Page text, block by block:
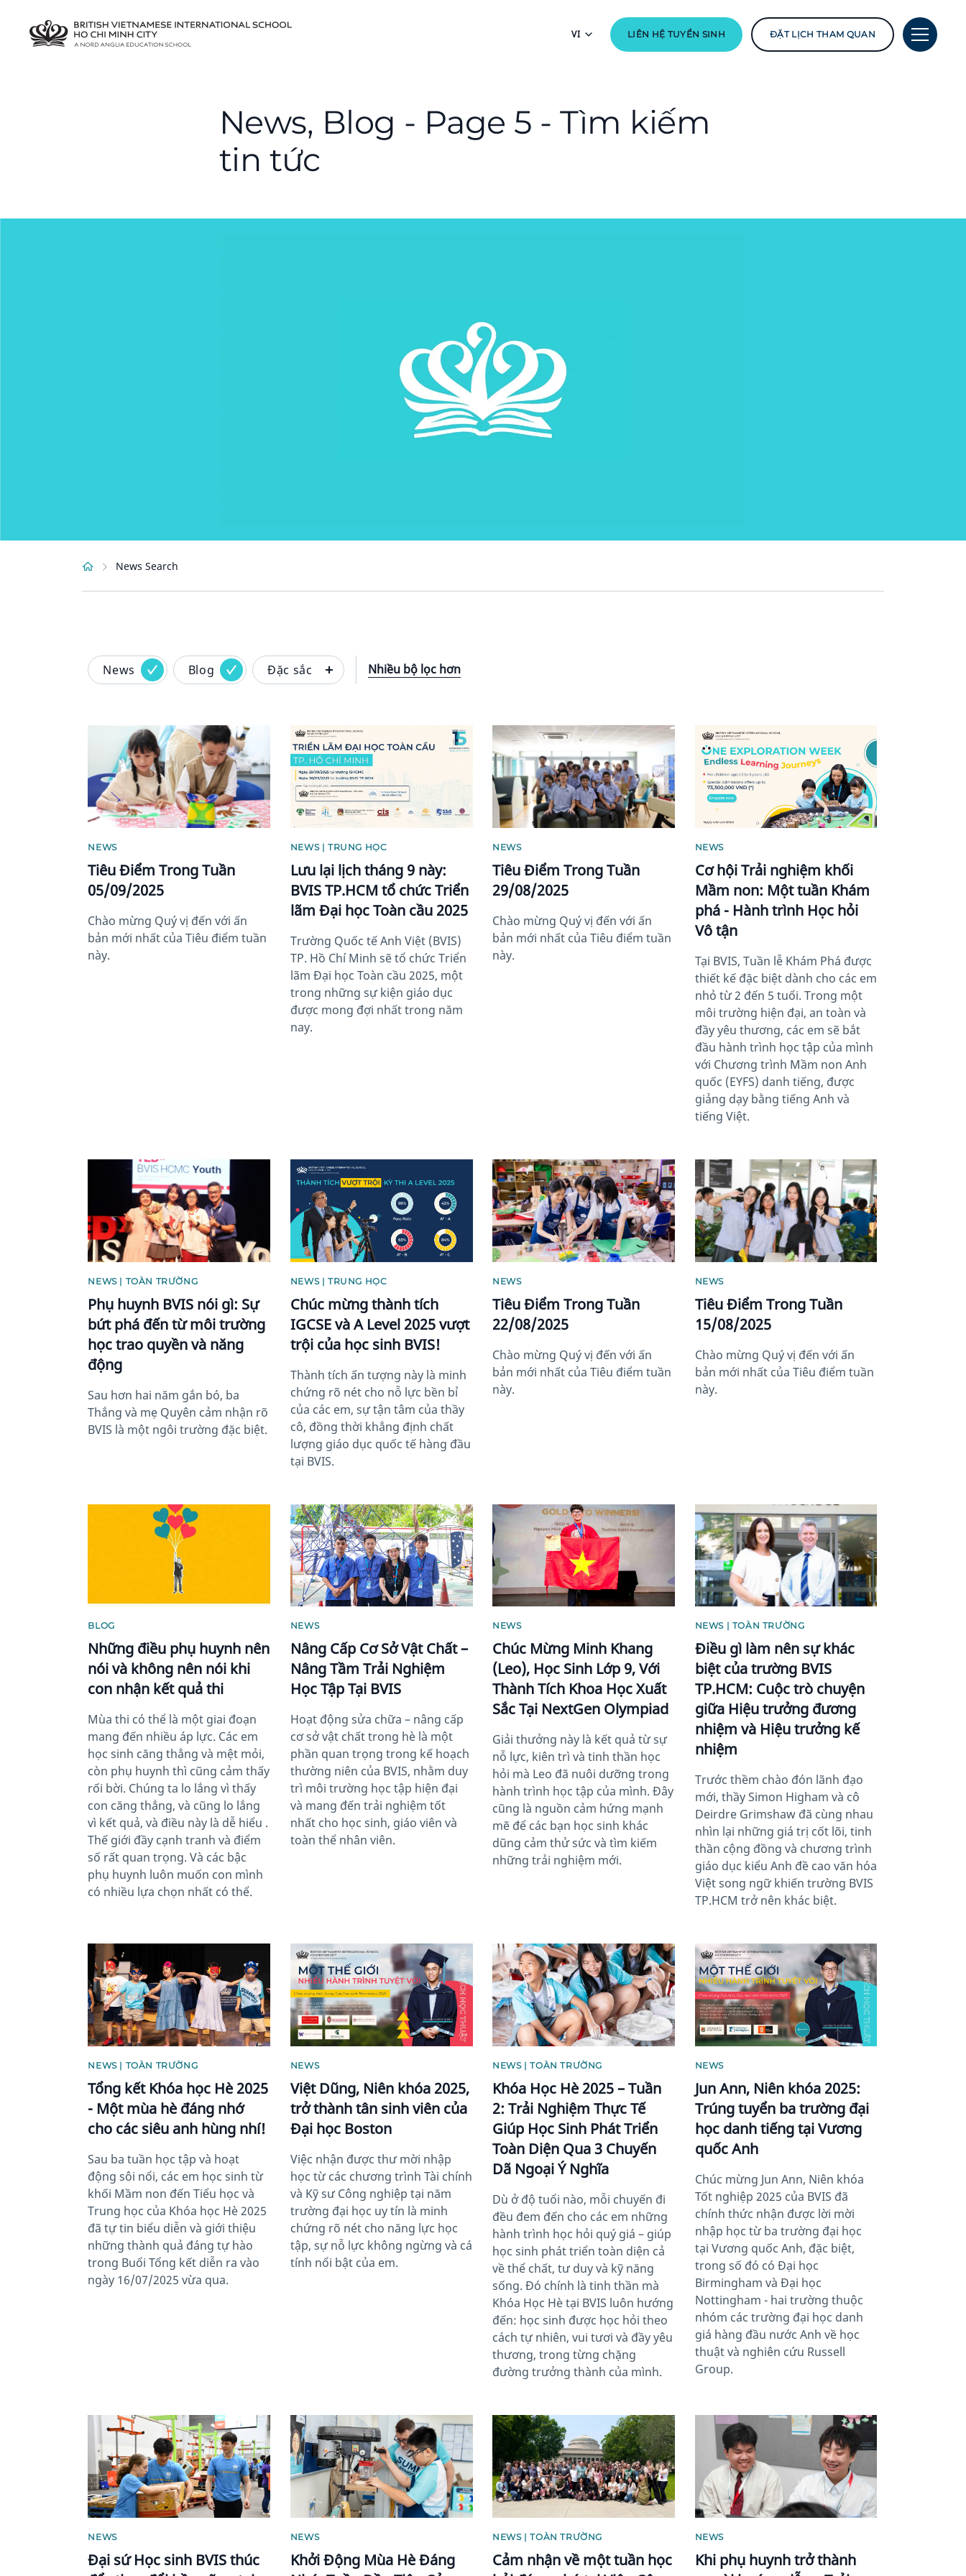
VI LIÊN HỆ TUYỂN SINH ĐẶT LỊCH THAM QUAN
News, Blog - Page 5 - Tìm kiếm
tin tức
News Search
News Blog Đặc sắc Nhiều bộ lọc hơn
News image
NEWS
Tiêu Điểm Trong Tuần
05/09/2025
Chào mừng Quý vị đến với ấn
bản mới nhất của Tiêu điểm tuần
này.
News image
NEWS | TRUNG HỌC
Lưu lại lịch tháng 9 này:
BVIS TP.HCM tổ chức Triển
lãm Đại học Toàn cầu 2025
Trường Quốc tế Anh Việt (BVIS)
TP. Hồ Chí Minh sẽ tổ chức Triển
lãm Đại học Toàn cầu 2025, một
trong những sự kiện giáo dục
được mong đợi nhất trong năm
nay.
News image
NEWS
Tiêu Điểm Trong Tuần
29/08/2025
Chào mừng Quý vị đến với ấn
bản mới nhất của Tiêu điểm tuần
này.
News image
NEWS
Cơ hội Trải nghiệm khối
Mầm non: Một tuần Khám
phá - Hành trình Học hỏi
Vô tận
Tại BVIS, Tuần lễ Khám Phá được
thiết kế đặc biệt dành cho các em
nhỏ từ 2 đến 5 tuổi. Trong một
môi trường hiện đại, an toàn và
đầy yêu thương, các em sẽ bắt
đầu hành trình học tập của mình
với Chương trình Mầm non Anh
quốc (EYFS) danh tiếng, được
giảng dạy bằng tiếng Anh và
tiếng Việt.
News image
NEWS | TOÀN TRƯỜNG
Phụ huynh BVIS nói gì: Sự
bứt phá đến từ môi trường
học trao quyền và năng
động
Sau hơn hai năm gắn bó, ba
Thắng và mẹ Quyên cảm nhận rõ
BVIS là một ngôi trường đặc biệt.
News image
NEWS | TRUNG HỌC
Chúc mừng thành tích
IGCSE và A Level 2025 vượt
trội của học sinh BVIS!
Thành tích ấn tượng này là minh
chứng rõ nét cho nỗ lực bền bỉ
của các em, sự tận tâm của thầy
cô, đồng thời khẳng định chất
lượng giáo dục quốc tế hàng đầu
tại BVIS.
News image
NEWS
Tiêu Điểm Trong Tuần
22/08/2025
Chào mừng Quý vị đến với ấn
bản mới nhất của Tiêu điểm tuần
này.
News image
NEWS
Tiêu Điểm Trong Tuần
15/08/2025
Chào mừng Quý vị đến với ấn
bản mới nhất của Tiêu điểm tuần
này.
BLOG
Những điều phụ huynh nên
nói và không nên nói khi
con nhận kết quả thi
Mùa thi có thể là một giai đoạn
mang đến nhiều áp lực. Các em
học sinh căng thẳng và mệt mỏi,
còn phụ huynh thì cũng cảm thấy
rối bời. Chúng ta lo lắng vì thấy
con căng thẳng, và cũng lo lắng
vì kết quả, và điều này là dễ hiểu .
Thế giới đầy cạnh tranh và điểm
số rất quan trọng. Và các bậc
phụ huynh luôn muốn con mình
có nhiều lựa chọn nhất có thể.
News image
NEWS
Nâng Cấp Cơ Sở Vật Chất –
Nâng Tầm Trải Nghiệm
Học Tập Tại BVIS
Hoạt động sửa chữa – nâng cấp
cơ sở vật chất trong hè là một
phần quan trọng trong kế hoạch
thường niên của BVIS, nhằm duy
trì môi trường học tập hiện đại
và mang đến trải nghiệm tốt
nhất cho học sinh, giáo viên và
toàn thể nhân viên.
News image
NEWS
Chúc Mừng Minh Khang
(Leo), Học Sinh Lớp 9, Với
Thành Tích Khoa Học Xuất
Sắc Tại NextGen Olympiad
Giải thưởng này là kết quả từ sự
nỗ lực, kiên trì và tinh thần học
hỏi mà Leo đã nuôi dưỡng trong
hành trình học tập của mình. Đây
cũng là nguồn cảm hứng mạnh
mẽ để các bạn học sinh khác
dũng cảm thử sức và tìm kiếm
những trải nghiệm mới.
News image
NEWS | TOÀN TRƯỜNG
Điều gì làm nên sự khác
biệt của trường BVIS
TP.HCM: Cuộc trò chuyện
giữa Hiệu trưởng đương
nhiệm và Hiệu trưởng kế
nhiệm
Trước thềm chào đón lãnh đạo
mới, thầy Simon Higham và cô
Deirdre Grimshaw đã cùng nhau
nhìn lại những giá trị cốt lõi, tinh
thần cộng đồng và chương trình
giáo dục kiểu Anh đề cao văn hóa
Việt song ngữ khiến trường BVIS
TP.HCM trở nên khác biệt.
News image
NEWS | TOÀN TRƯỜNG
Tổng kết Khóa học Hè 2025
- Một mùa hè đáng nhớ
cho các siêu anh hùng nhí!
Sau ba tuần học tập và hoạt
động sôi nổi, các em học sinh từ
khối Mầm non đến Tiểu học và
Trung học của Khóa học Hè 2025
đã tự tin biểu diễn và giới thiệu
những thành quả đáng tự hào
trong Buổi Tổng kết diễn ra vào
ngày 16/07/2025 vừa qua.
News image
NEWS
Việt Dũng, Niên khóa 2025,
trở thành tân sinh viên của
Đại học Boston
Việc nhận được thư mời nhập
học từ các chương trình Tài chính
và Kỹ sư Công nghiệp tại năm
trường đại học uy tín là minh
chứng rõ nét cho năng lực học
tập, sự nỗ lực không ngừng và cá
tính nổi bật của em.
News image
NEWS | TOÀN TRƯỜNG
Khóa Học Hè 2025 – Tuần
2: Trải Nghiệm Thực Tế
Giúp Học Sinh Phát Triển
Toàn Diện Qua 3 Chuyến
Dã Ngoại Ý Nghĩa
Dù ở độ tuổi nào, mỗi chuyến đi
đều đem đến cho các em những
hành trình học hỏi quý giá – giúp
học sinh phát triển toàn diện cả
về thể chất, tư duy và kỹ năng
sống. Đó chính là tinh thần mà
Khóa Học Hè tại BVIS luôn hướng
đến: học sinh được học hỏi theo
cách tự nhiên, vui tươi và đầy yêu
thương, trong từng chặng
đường trưởng thành của mình.
News image
NEWS
Jun Ann, Niên khóa 2025:
Trúng tuyển ba trường đại
học danh tiếng tại Vương
quốc Anh
Chúc mừng Jun Ann, Niên khóa
Tốt nghiệp 2025 của BVIS đã
chính thức nhận được lời mời
nhập học từ ba trường đại học
tại Vương quốc Anh, đặc biệt,
trong số đó có Đại học
Birmingham và Đại học
Nottingham - hai trường thuộc
nhóm các trường đại học danh
giá hàng đầu nước Anh về học
thuật và nghiên cứu Russell
Group.
News image
NEWS
Đại sứ Học sinh BVIS thúc
News image
NEWS
Khởi Động Mùa Hè Đáng
News image
NEWS | TOÀN TRƯỜNG
Cảm nhận về một tuần học
News image
NEWS
Khi phụ huynh trở thành